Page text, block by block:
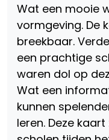
Wat een mooie
vormgeving. De
breekbaar.
een prachtige
waren dol op
Wat een
kunnen
leren. Deze